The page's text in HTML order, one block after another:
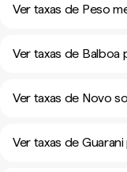
Ver taxas de Peso
Ver taxas de Balboa
Ver taxas de Novo
Ver taxas de